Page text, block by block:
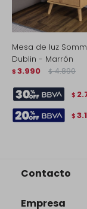
Mesa de luz
Dublin - Marrón
$ 3.990 $ 4.890
$
$
Contacto
Empresa